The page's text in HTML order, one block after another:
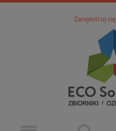
Zarejestruj się